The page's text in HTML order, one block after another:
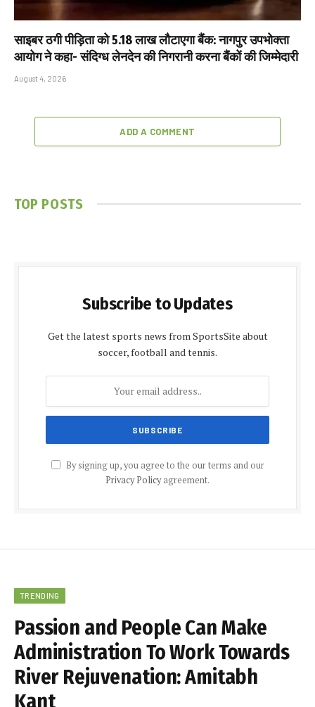
साइबर ठगी पीड़िता को ₹5.18 लाख लौटाएगा बैंक: नागपुर उपभोक्ता
आयोग ने कहा- संदिग्ध लेनदेन की निगरानी करना बैंकों की जिम्मेदारी
August 4, 2026
ADD A COMMENT
TOP POSTS
Subscribe to Updates
Get the latest sports news from SportsSite about
soccer, football and tennis.
By signing up, you agree to the our terms and our
Privacy Policyagreement.
TRENDING
Passion and People Can Make
Administration To Work Towards
River Rejuvenation: Amitabh
Kant